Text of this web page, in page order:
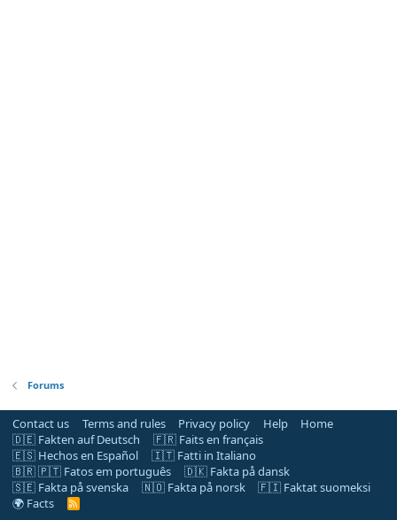
Forums
Contact us Terms and rules Privacy policy Help
Home
🇩🇪 Fakten auf Deutsch
🇫🇷 Faits en français
🇪🇸 Hechos en Español
🇮🇹 Fatti in Italiano
🇧🇷 🇵🇹 Fatos em português
🇩🇰 Fakta på dansk
🇸🇪 Fakta på svenska
🇳🇴 Fakta på norsk
🇫🇮 Faktat suomeksi
🌍 Facts
R